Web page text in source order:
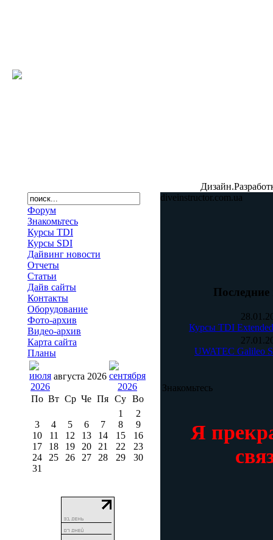
Форум
Знакомьтесь
Курсы TDI
Курсы SDI
Дайвинг новости
Отчеты
Статьи
Дайв сайты
Контакты
Оборудование
Фото-архив
Видео-архив
Карта сайта
Планы
августа 2026
По Вт Ср Че Пя Су Во
1
2
3
4 5 6 7 8
9
10
11 12 13 14 15
16
17
18 19 20 21 22
23
24
25 26 27 28 29
30
31
diveinstructor.com.ua
Последние
Курсы TDI
UWATEC Galileo
Знакомьтесь
Я